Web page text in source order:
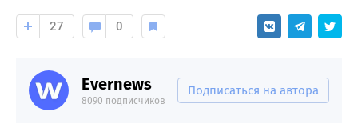
27 0
Evernews
8090 подписчиков
Подписаться на автора